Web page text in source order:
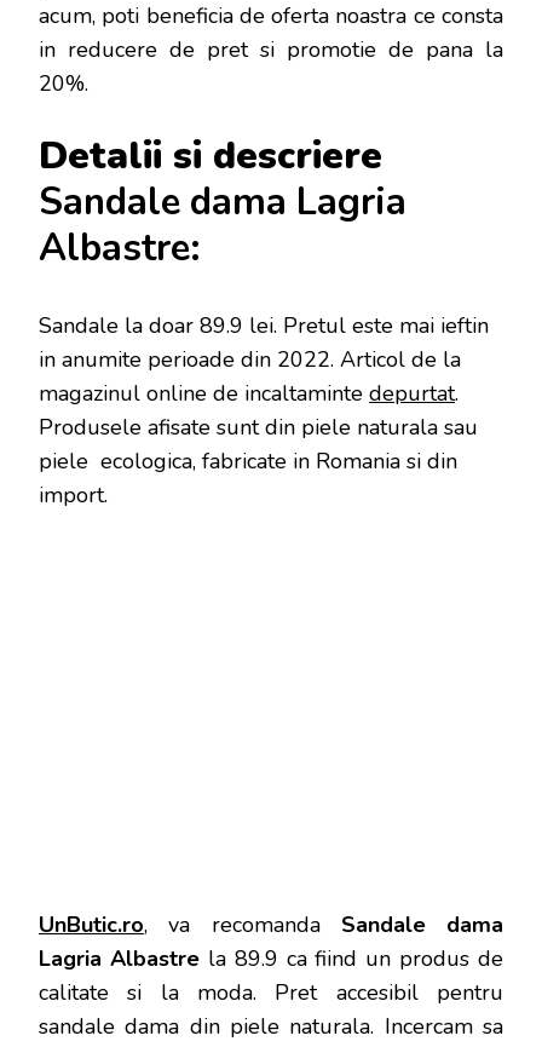
acum, poti beneficia de oferta noastra ce consta
in reducere de pret si promotie de pana la
20%.
Detalii si descriere
Sandale dama Lagria
Albastre:
Sandale la doar 89.9 lei. Pretul este mai ieftin
in anumite perioade din 2022. Articol de la
magazinul online de incaltaminte depurtat.
Produsele afisate sunt din piele naturala sau
piele ecologica, fabricate in Romania si din
import.
UnButic.ro, va recomanda Sandale dama
Lagria Albastre la 89.9 ca fiind un produs de
calitate si la moda. Pret accesibil pentru
sandale dama din piele naturala. Incercam sa